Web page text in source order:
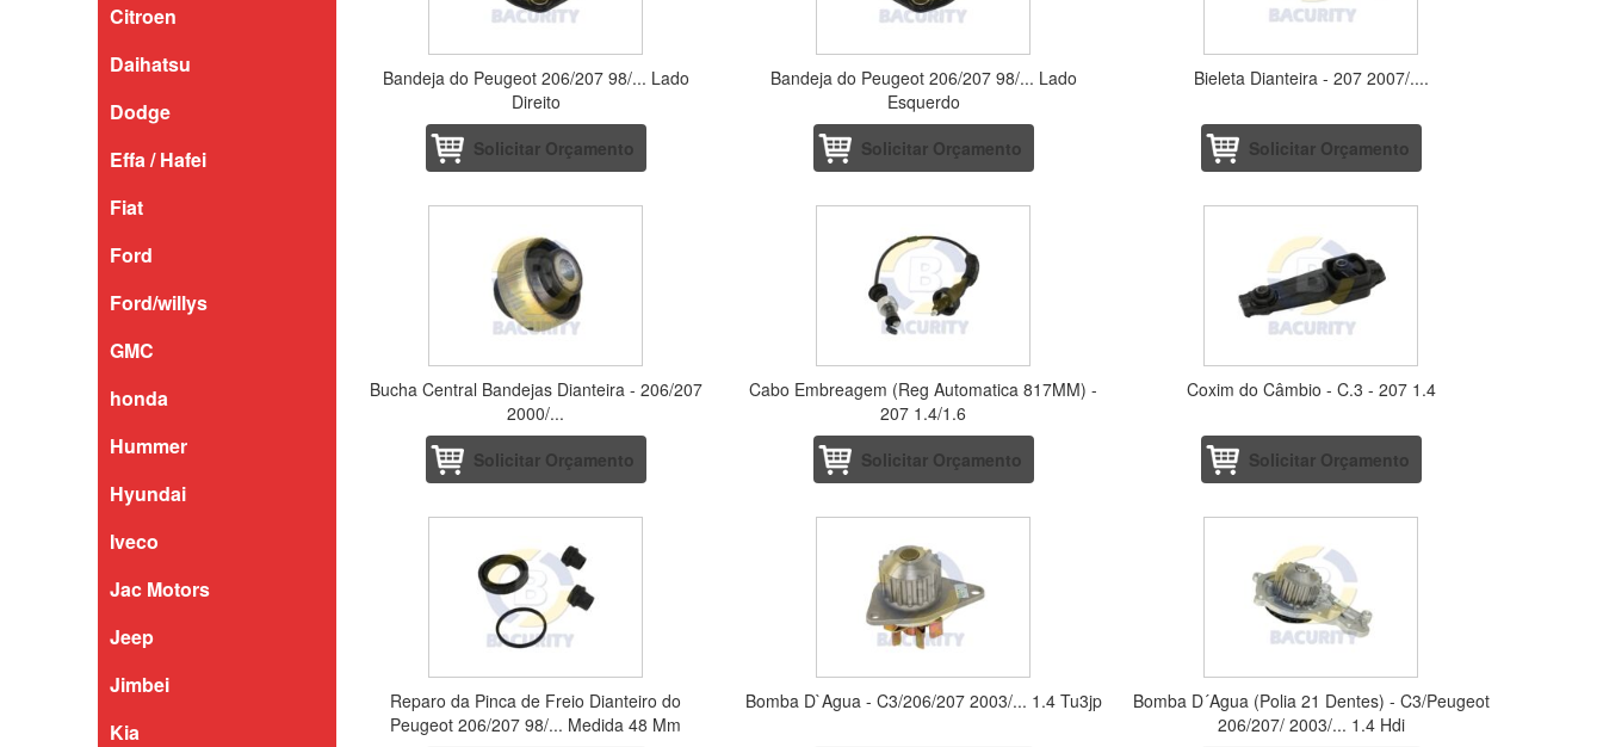
Citroen
Daihatsu
Dodge
Effa / Hafei
Fiat
Ford
Ford/willys
GMC
honda
Hummer
Hyundai
Iveco
Jac Motors
Jeep
Jimbei
Kia
Bandeja do Peugeot 206/207 98/... Lado
Direito
Solicitar Orçamento
Bandeja do Peugeot 206/207 98/... Lado
Esquerdo
Solicitar Orçamento
Bieleta Dianteira - 207 2007/....
Solicitar Orçamento
Bucha Central Bandejas Dianteira - 206/207
2000/...
Solicitar Orçamento
Cabo Embreagem (Reg Automatica 817MM) -
207 1.4/1.6
Solicitar Orçamento
Coxim do Câmbio - C.3 - 207 1.4
Solicitar Orçamento
Reparo da Pinca de Freio Dianteiro do
Peugeot 206/207 98/... Medida 48 Mm
Bomba D`Agua - C3/206/207 2003/... 1.4 Tu3jp
Bomba D´Agua (Polia 21 Dentes) - C3/Peugeot
206/207/ 2003/... 1.4 Hdi